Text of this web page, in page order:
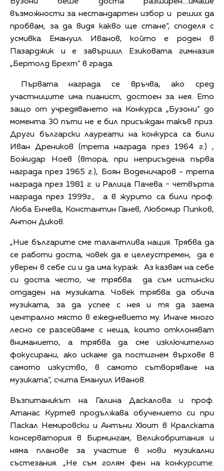
възможности за нестандартен избор и реших да
пробвам, за да видя какво ще стане“, споделя с
усмивка Емануил Иванов, който е роден в
Пазарджик и е завършил Езиковата гимназия
„Бертолд Брехт“ в града.
Първата награда се връчва, ако сред
участниците има пианист, достоен за нея. Ето
защо от учредяването на Конкурса „Бузони“ до
момента 30 пъти не е бил присъждан такъв приз.
Други български лауреати на конкурса са били
Иван Дреников (трета награда през 1964 г.) ,
Божидар Ноев (втора, при неприсъдена първа
награда през 1965 г.), Боян Воденичаров - трета
награда през 1981 г. и Ралица Пачева − четвърта
награда през 1999г., а в журито са били проф.
Люба Енчева, Константин Ганев, Любомир Пипков,
Антон Диков.
„Ние българите сме талантлива нация. Трябва да
се работи доста, човек да е целеустремен, да е
уверен в себе си и да има кураж. Аз казвам на себе
си доста често, че трябва да съм истински
отдаден на музиката. Човек трябва да обича
музиката, за да успее с нея и тя да заема
централно място в ежедневието му. Иначе много
лесно се разсейваме с неща, които отклоняват
вниманието, а трябва да сме изключително
фокусирани, ако искаме да постигнем върхове в
самото изкуство, в самото сътворяване на
музиката“, счита Емануил Иванов.
Възпитаникът на Галина Даскалова и проф.
Атанас Куртев продължава обучението си при
Паскал Немировски и Антъни Хюит в Кралската
консерватория в Бирмингам, Великобритания и
няма планове за участие в нови музикални
състезания. „Не съм голям фен на конкурсите.